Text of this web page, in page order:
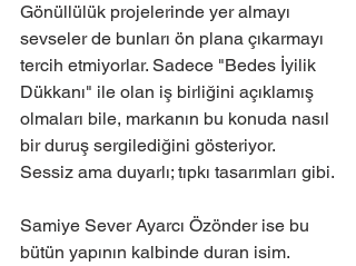
Gönüllülük projelerinde yer almayı
sevseler de bunları ön plana çıkarmayı
tercih etmiyorlar. Sadece "Bedes İyilik
Dükkanı" ile olan iş birliğini açıklamış
olmaları bile, markanın bu konuda nasıl
bir duruş sergilediğini gösteriyor.
Sessiz ama duyarlı; tıpkı tasarımları gibi.
Samiye Sever Ayarcı Özönder ise bu
bütün yapının kalbinde duran isim.